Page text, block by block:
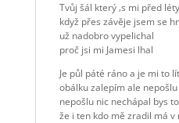
Tvůj šál který ‚s mi před
když přes závěje jsem se
už nadobro vypelichal
proč jsi mi Jamesi lhal
Je půl páté ráno a je mi to
obálku zalepím ale
nepošlu nic nechápal bys to
že i ten kdo mě zradil má